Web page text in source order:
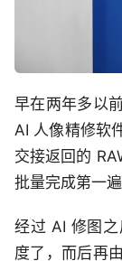
早在两年多以
AI 人像精修软
交接返回的
批量完成第一
经过 AI 修图
度了，而后再